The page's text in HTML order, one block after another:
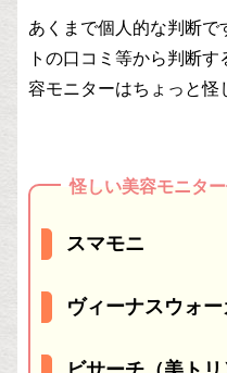
あくまで個人的な判断で
トの口コミ等から判断
容モニターはちょっと怪
怪しい美容モニタ
スマモニ
ヴィーナスウォ